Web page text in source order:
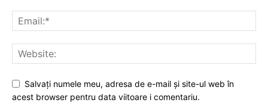
Salvați numele meu, adresa de e-mail și site-ul web în
acest browser pentru data viitoare i comentariu.